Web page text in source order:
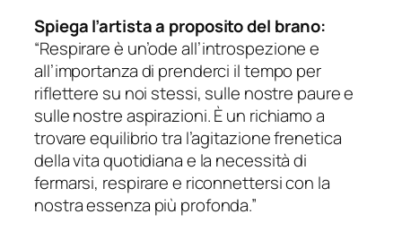
Spiegal’artista a proposito del brano:
“Respirareè un’ode all’introspezione e
all’importanza di prenderci il tempo per
riflettere su noi stessi, sulle nostre paure e
sulle nostre aspirazioni. È un richiamo a
trovare equilibrio tra l’agitazione frenetica
della vita quotidiana e la necessità di
fermarsi, respirare e riconnettersi con la
nostra essenza più profonda.”